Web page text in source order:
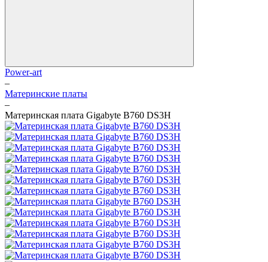
Power-art
–
Материнские платы
–
Материнская плата Gigabyte B760 DS3H